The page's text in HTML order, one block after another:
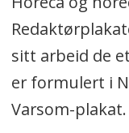
sitt arbeid de
er formulert i
Varsom-plakat.